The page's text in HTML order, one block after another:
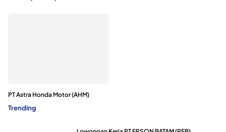
PT Astra Honda Motor (AHM)
Trending